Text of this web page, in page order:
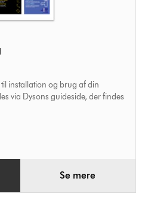
installation og brug af din
via Dysons guideside, der findes
Se mere